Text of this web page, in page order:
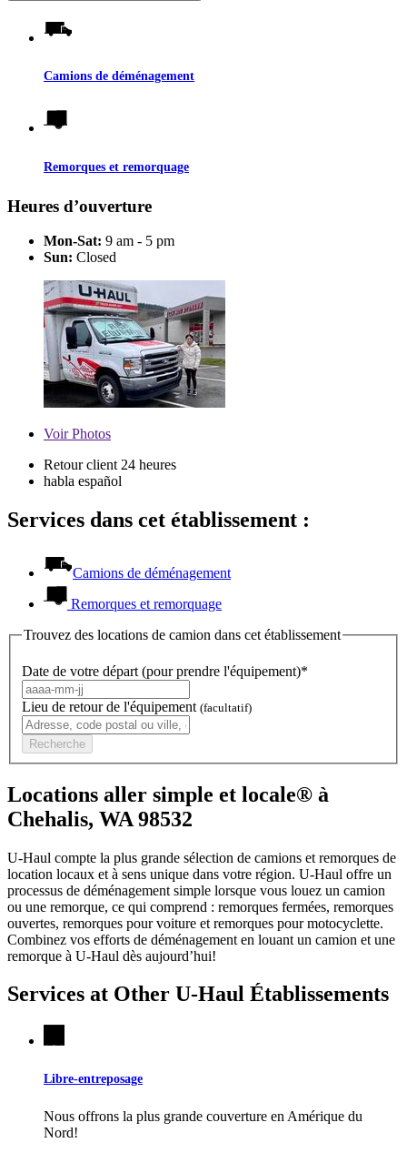
Camions de déménagement
Remorques et remorquage
Heures d’ouverture
Mon-Sat: 9 am - 5 pm
Sun: Closed
VoirPhotos
Retour client 24 heures
habla español
Services dans cet établissement :
Camions de déménagement
Remorques et remorquage
Trouvez des locations de camion dans cet établissement
Date de votre départ (pour prendre l'équipement)*
Lieu de retour de l'équipement (facultatif)
Recherche
Locations aller simple et locale® à
Chehalis, WA 98532
U-Haul compte la plus grande sélection de camions et remorques de
location locaux et à sens unique dans votre région. U-Haul offre un
processus de déménagement simple lorsque vous louez un camion
ou une remorque, ce qui comprend : remorques fermées, remorques
ouvertes, remorques pour voiture et remorques pour motocyclette.
Combinez vos efforts de déménagement en louant un camion et une
remorque à U-Haul dès aujourd’hui!
Services at Other U-Haul Établissements
Libre-entreposage
Nous offrons la plus grande couverture en Amérique du
Nord!